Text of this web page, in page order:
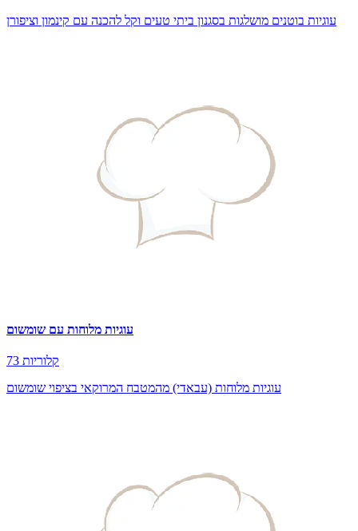
עוגיות בוטנים מושלגות בסגנון ביתי טעים וקל להכנה עם קינמון וציפורן
עוגיות מלוחות עם שומשום
73 קלוריות
עוגיות מלוחות (עבאדי) מהמטבח המרוקאי בציפוי שומשום